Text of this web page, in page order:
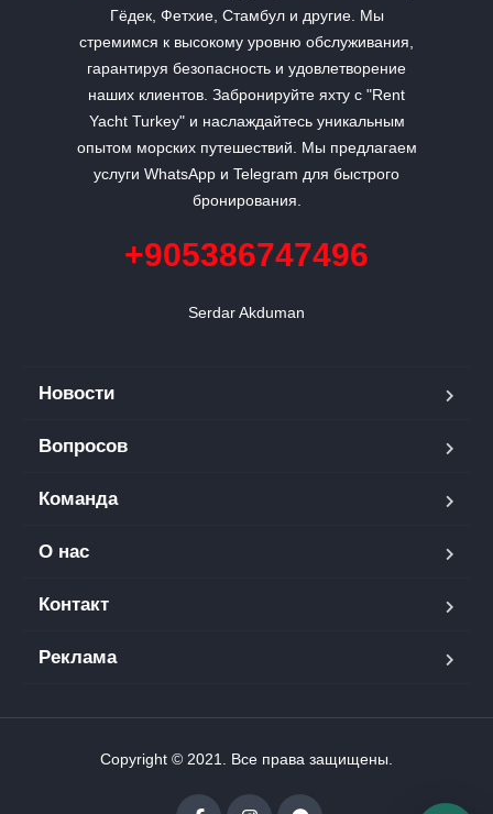
Гёдек, Фетхие, Стамбул и другие. Мы
стремимся к высокому уровню обслуживания,
гарантируя безопасность и удовлетворение
наших клиентов. Забронируйте яхту с "Rent
Yacht Turkey" и наслаждайтесь уникальным
опытом морских путешествий. Мы предлагаем
услуги WhatsApp и Telegram для быстрого
бронирования.
+905386747496
Serdar Akduman
Новости
Вопросов
Команда
О нас
Контакт
Реклама
Copyright © 2021. Все права защищены.